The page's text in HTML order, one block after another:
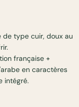
de type cuir, doux au
française +
en caractères
intégré.